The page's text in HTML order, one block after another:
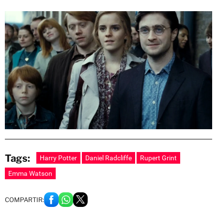
Tags: Harry Potter Daniel Radcliffe
Rupert Grint
Emma Watson
COMPARTIR: